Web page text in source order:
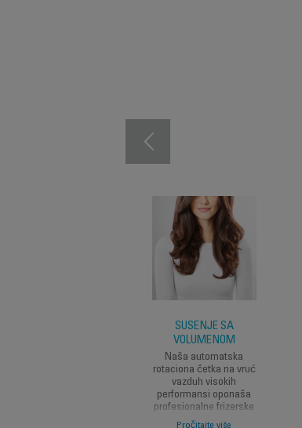
SUŠENJE SA
VOLUMENOM
Naša automatska
rotaciona četka na vruć
vazduh visokih
performansi oponaša
profesionalne frizerske
tehnike za sušenje koje
Pročitajte više